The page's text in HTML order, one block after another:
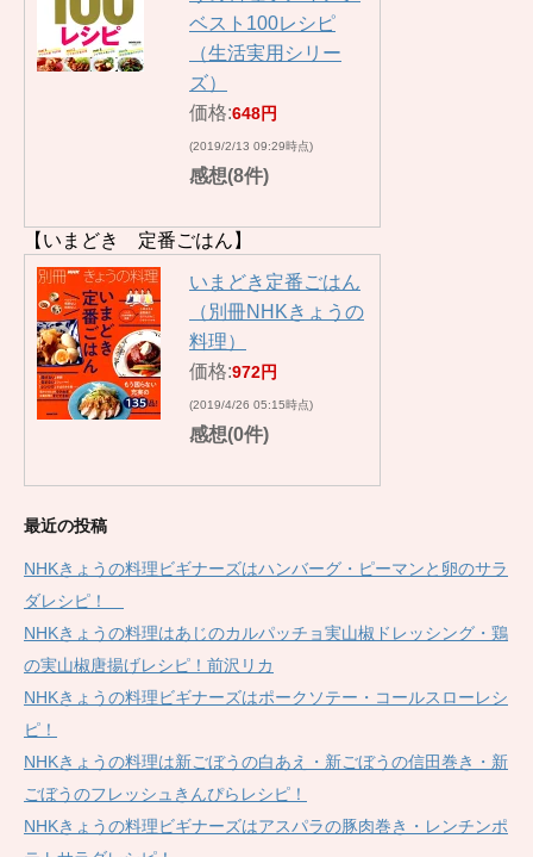
ベスト100レシピ
（生活実用シリー
ズ）
価格:648円
(2019/2/13 09:29時点)
感想(8件)
【いまどき 定番ごはん】
いまどき定番ごはん
（別冊NHKきょうの
料理）
価格:972円
(2019/4/26 05:15時点)
感想(0件)
最近の投稿
NHKきょうの料理ビギナーズはハンバーグ・ピーマンと卵のサラ
ダレシピ！
NHKきょうの料理はあじのカルパッチョ実山椒ドレッシング・鶏
の実山椒唐揚げレシピ！前沢リカ
NHKきょうの料理ビギナーズはポークソテー・コールスローレシ
ピ！
NHKきょうの料理は新ごぼうの白あえ・新ごぼうの信田巻き・新
ごぼうのフレッシュきんぴらレシピ！
NHKきょうの料理ビギナーズはアスパラの豚肉巻き・レンチンポ